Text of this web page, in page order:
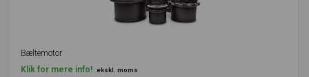
Bæltemotor
Klik for mere info! ekskl. moms